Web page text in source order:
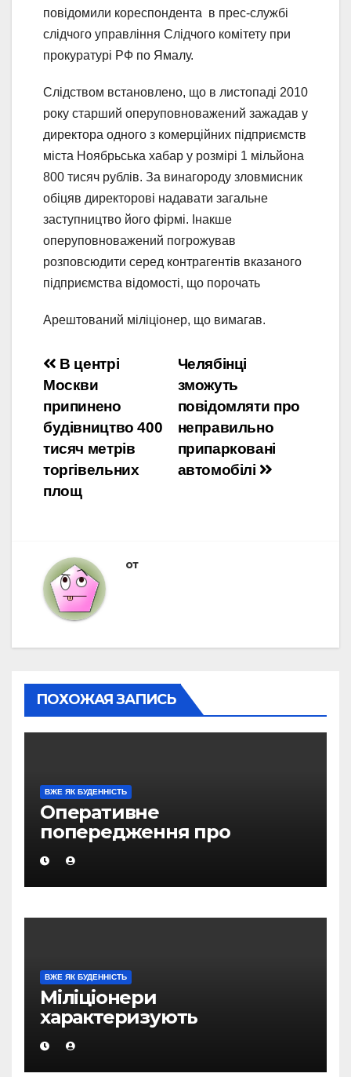
повідомили кореспондента в прес-службі
слідчого управління Слідчого комітету при
прокуратурі РФ по Ямалу.
Слідством встановлено, що в листопаді 2010
року старший оперуповноважений зажадав у
директора одного з комерційних підприємств
міста Ноябрьська хабар у розмірі 1 мільйона
800 тисяч рублів. За винагороду зловмисник
обіцяв директорові надавати загальне
заступництво його фірмі. Інакше
оперуповноважений погрожував
розповсюдити серед контрагентів вказаного
підприємства відомості, що порочать
Арештований міліціонер, що вимагав.
Навигация
по
записям
Челябінці
зможуть
повідомляти про
неправильно
припарковані
автомобілі
В центрі
Москви
припинено
будівництво 400
тисяч метрів
торгівельних
площ
от
ПОХОЖАЯ ЗАПИСЬ
ВЖЕ ЯК БУДЕННІСТЬ
Оперативне
попередження про
вірогідність виникнення
надзвичайних ситуацій на
території Магаданської
ВЖЕ ЯК БУДЕННІСТЬ
Міліціонери
характеризують
оперативну обстановку в
Магадані, як відносно